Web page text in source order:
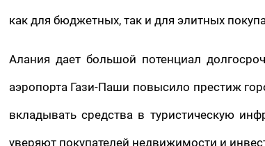
как для бюджетных, так и для элитных
Алания дает большой потенциал
аэропорта Гази-Паши повысило престиж
вкладывать средства в туристическую
уверяют покупателей недвижимости и